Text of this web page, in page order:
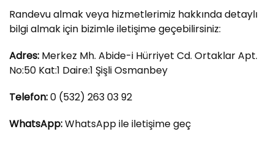
Randevu almak veya hizmetlerimiz hakkında detaylı
bilgi almak için bizimle iletişime geçebilirsiniz:
Adres: Merkez Mh. Abide-i Hürriyet Cd. Ortaklar Apt.
No:50 Kat:1 Daire:1 Şişli Osmanbey
Telefon:0 (532) 263 03 92
WhatsApp:WhatsApp ile iletişime geç